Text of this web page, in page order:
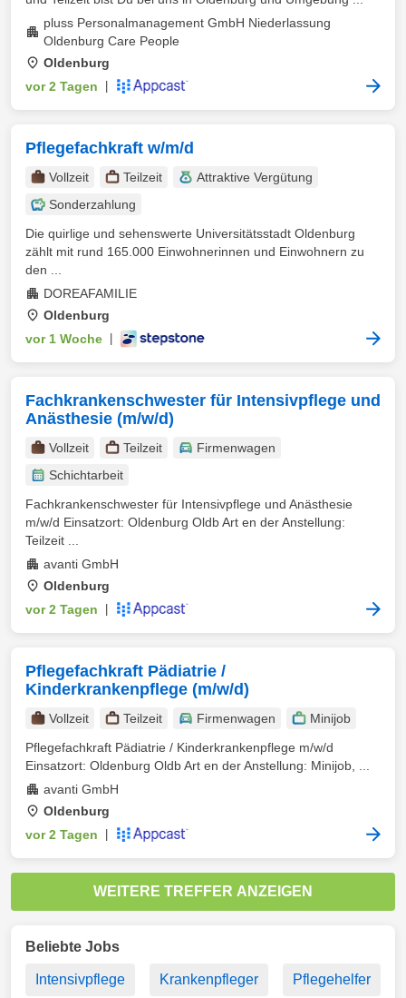
pluss Personalmanagement GmbH Niederlassung
Oldenburg Care People
Oldenburg
vor 2 Tagen
Pflegefachkraft w/m/d
Vollzeit Teilzeit
Attraktive Vergütung
Sonderzahlung
Die quirlige und sehenswerte Universitätsstadt Oldenburg
zählt mit rund 165.000 Einwohnerinnen und Einwohnern zu
den ...
DOREAFAMILIE
Oldenburg
vor 1 Woche
Fachkrankenschwester für Intensivpflege und
Anästhesie (m/w/d)
Vollzeit Teilzeit
Firmenwagen
Schichtarbeit
Fachkrankenschwester für Intensivpflege und Anästhesie
m/w/d Einsatzort: Oldenburg Oldb Art en der Anstellung:
Teilzeit ...
avanti GmbH
Oldenburg
vor 2 Tagen
Pflegefachkraft Pädiatrie /
Kinderkrankenpflege (m/w/d)
Vollzeit Teilzeit Firmenwagen
Minijob
Pflegefachkraft Pädiatrie / Kinderkrankenpflege m/w/d
Einsatzort: Oldenburg Oldb Art en der Anstellung: Minijob, ...
avanti GmbH
Oldenburg
vor 2 Tagen
WEITERE TREFFER ANZEIGEN
Beliebte Jobs
Intensivpflege Krankenpfleger Pflegehelfer